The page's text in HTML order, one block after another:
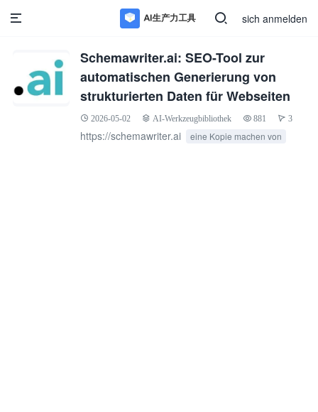
sich anmelden
Schemawriter.ai: SEO-Tool zur
automatischen Generierung von
strukturierten Daten für Webseiten
2026-05-02 AI-Werkzeugbibliothek 881 3
https://schemawriter.ai eine Kopie machen von